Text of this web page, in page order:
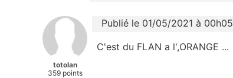
totolan
359 points
Publié le 01/05/2021 à 00h05
C'est du FLAN a l',ORANGE ...